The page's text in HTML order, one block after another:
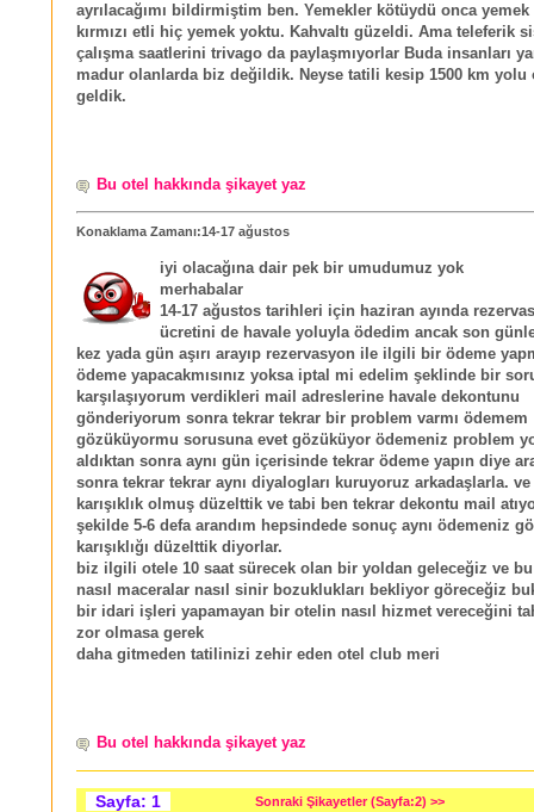
ayrılacağımı bildirmiştim ben. Yemekler kötüydü onca yemek
kırmızı etli hiç yemek yoktu. Kahvaltı güzeldi. Ama teleferik
çalışma saatlerini trivago da paylaşmıyorlar Buda insanları
madur olanlarda biz değildik. Neyse tatili kesip 1500 km yolu
geldik.
Bu otel hakkında şikayet yaz
Konaklama Zamanı:14-17 ağustos
iyi olacağına dair pek bir umudumuz yok
merhabalar
14-17 ağustos tarihleri için haziran ayında
ücretini de havale yoluyla ödedim ancak son
kez yada gün aşırı arayıp rezervasyon ile ilgili bir ödeme
ödeme yapacakmısınız yoksa iptal mi edelim şeklinde bir
karşılaşıyorum verdikleri mail adreslerine havale dekontunu
gönderiyorum sonra tekrar tekrar bir problem varmı ödemem
gözüküyormu sorusuna evet gözüküyor ödemeniz problem
aldıktan sonra aynı gün içerisinde tekrar ödeme yapın diye
sonra tekrar tekrar aynı diyalogları kuruyoruz arkadaşlarla.
karışıklık olmuş düzelttik ve tabi ben tekrar dekontu mail
şekilde 5-6 defa arandım hepsindede sonuç aynı ödemeniz
karışıklığı düzelttik diyorlar.
biz ilgili otele 10 saat sürecek olan bir yoldan geleceğiz ve
nasıl maceralar nasıl sinir bozuklukları bekliyor göreceğiz
bir idari işleri yapamayan bir otelin nasıl hizmet vereceğini
zor olmasa gerek
daha gitmeden tatilinizi zehir eden otel club meri
Bu otel hakkında şikayet yaz
Sayfa: 1 Sonraki Şikayetler (Sayfa:2) >>